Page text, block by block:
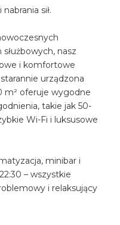
sił.
nasz
i komfortowe
urządzona
m² oferuje wygodne
takie jak 50-
Wi-Fi i luksusowe
minibar i
– wszystkie
i relaksujący